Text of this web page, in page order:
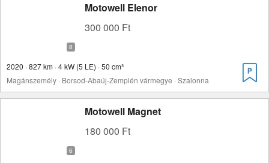
Motowell Elenor
300 000 Ft
2020 · 827 km · 4 kW (5 LE) · 50 cm³
Magánszemély · Borsod-Abaúj-Zemplén vármegye · Szalonna
Motowell Magnet
180 000 Ft